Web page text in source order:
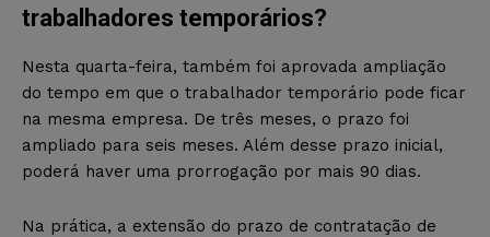
trabalhadores temporários?
Nesta quarta-feira, também foi aprovada ampliação
do tempo em que o trabalhador temporário pode ficar
na mesma empresa. De três meses, o prazo foi
ampliado para seis meses. Além desse prazo inicial,
poderá haver uma prorrogação por mais 90 dias.
Na prática, a extensão do prazo de contratação de